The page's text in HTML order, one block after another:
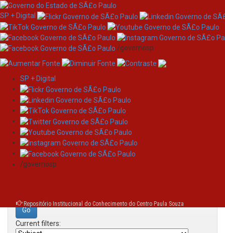
Skip
navigation
SP + Digital
/governosp
SP + Digital
/governosp
Repositório Institucional do Conhecimento do Centro Paula Souza
Search
Search:
Current filters: